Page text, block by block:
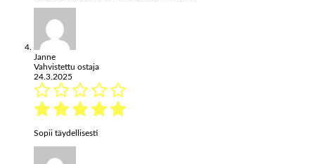
Janne
Vahvistettu ostaja
24.3.2025
Sopii täydellisesti